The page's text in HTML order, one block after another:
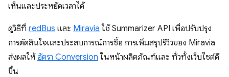
เห็นและประหยัดเวลาได้
ดูวิธีที่ redBus และ Miravia ใช้ Summarizer API เพื่อปรับปรุง
การตัดสินใจและประสบการณ์การซื้อ การเพิ่มสรุปรีวิวของ Miravia
ส่งผลให้ อัตรา Conversion ในหน้าผลิตภัณฑ์และ ทั่วทั้งเว็บไซต์ดี
ขึ้น